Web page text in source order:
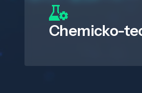
Chemicko-